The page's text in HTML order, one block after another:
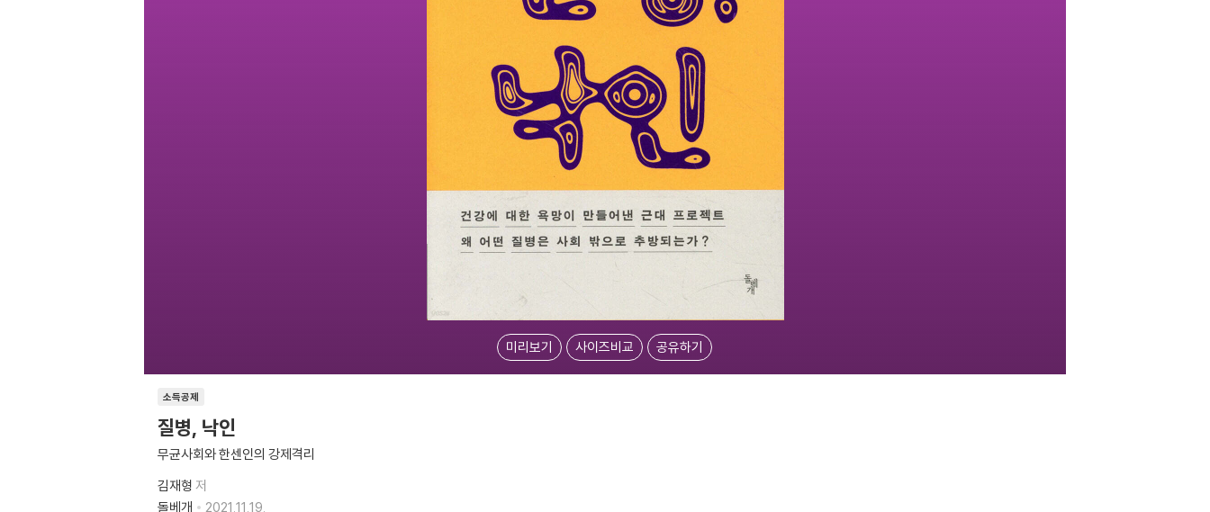
미리보기 사이즈비교 공유하기
소득공제
질병, 낙인
무균사회와 한센인의 강제격리
김재형 저
돌베개
2021.11.19.